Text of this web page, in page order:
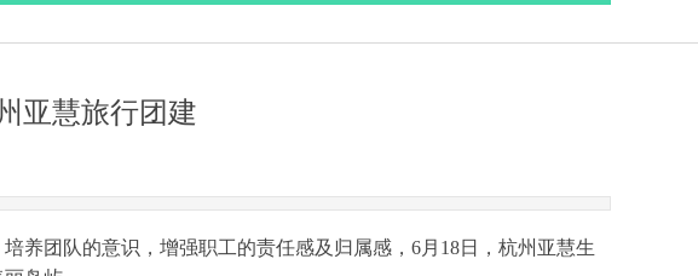
亚慧旅行团建
养团队的意识，增强职工的责任感及归属感， 6月 18日，杭州亚慧生